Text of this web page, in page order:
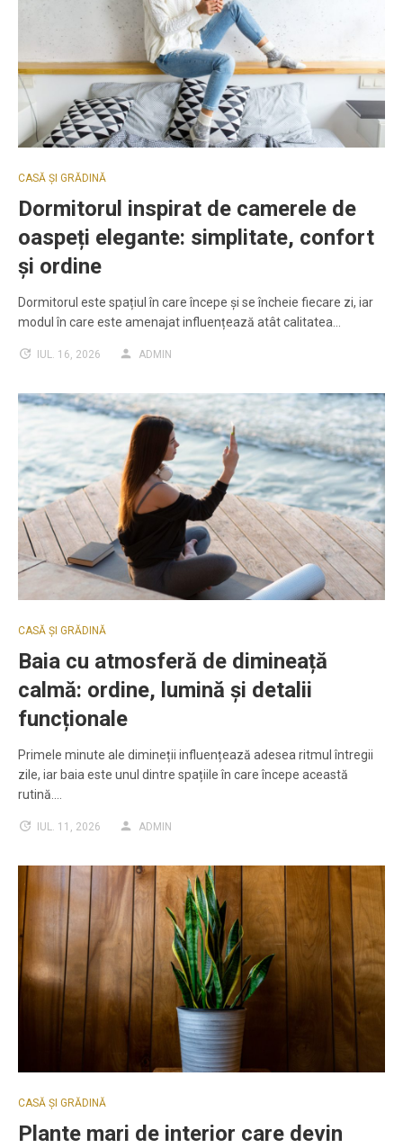
CASĂ ȘI GRĂDINĂ
Dormitorul inspirat de camerele de
oaspeți elegante: simplitate, confort
și ordine
Dormitorul este spațiul în care începe și se încheie fiecare zi, iar
modul în care este amenajat influențează atât calitatea…
IUL. 16, 2026 ADMIN
CASĂ ȘI GRĂDINĂ
Baia cu atmosferă de dimineață
calmă: ordine, lumină și detalii
funcționale
Primele minute ale dimineții influențează adesea ritmul întregii
zile, iar baia este unul dintre spațiile în care începe această
rutină.…
IUL. 11, 2026 ADMIN
CASĂ ȘI GRĂDINĂ
Plante mari de interior care devin